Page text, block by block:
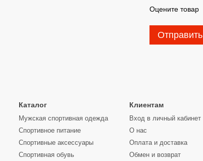
Оцените товар
Отправить
Каталог
Мужская спортивная одежда
Спортивное питание
Спортивные аксессуары
Спортивная обувь
Клиентам
Вход в личный кабинет
О нас
Оплата и доставка
Обмен и возврат